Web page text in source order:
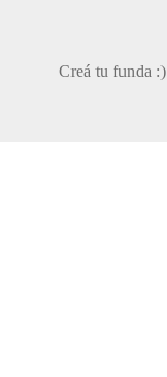
Creá tu funda :)